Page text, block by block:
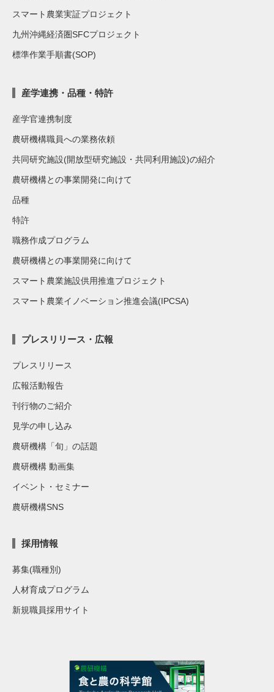
スマート農業実証プロジェクト
九州沖縄経済圏SFCプロジェクト
標準作業手順書(SOP)
産学連携・品種・特許
産学官連携制度
農研機構職員への業務依頼
共同研究施設(開放型研究施設・共同利用施設)の紹介
農研機構との事業開発に向けて
品種
特許
職務作成プログラム
農研機構との事業開発に向けて
スマート農業施設供用推進プロジェクト
スマート農業イノベーション推進会議(IPCSA)
プレスリリース・広報
プレスリリース
広報活動報告
刊行物のご紹介
見学の申し込み
農研機構「旬」の話題
農研機構 動画集
イベント・セミナー
農研機構SNS
採用情報
募集(職種別)
人材育成プログラム
新規職員採用サイト